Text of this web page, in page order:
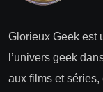
Glorieux Geek est
l’univers geek
aux films et